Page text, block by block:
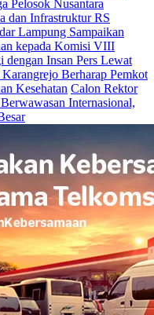
Pelosok Nusantara
dan Infrastruktur RS
Lampung Sampaikan
kepada Komisi VIII
Insan Pers Lewat
Berharap Pemkot
Kesehatan Calon Rektor
Internasional,